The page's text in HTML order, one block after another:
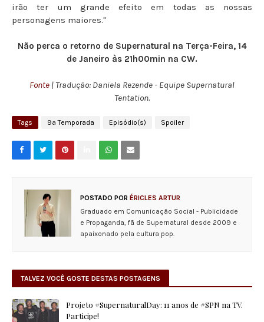
irão ter um grande efeito em todas as nossas
personagens maiores."
Não perca o retorno de Supernatural na Terça-Feira, 14
de Janeiro às 21h00min na CW.
Fonte | Tradução: Daniela Rezende - Equipe Supernatural
Tentation.
Tags 9ª Temporada Episódio(s) Spoiler
POSTADO POR ÉRICLES ARTUR
Graduado em Comunicação Social - Publicidade
e Propaganda, fã de Supernatural desde 2009 e
apaixonado pela cultura pop.
TALVEZ VOCÊ GOSTE DESTAS POSTAGENS
Projeto #SupernaturalDay: 11 anos de #SPN na TV.
Participe!